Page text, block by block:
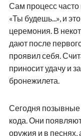
Сам процесс часто
«Ты будешь...», и
церемония. В
дают после
проявил себя.
приносит удачу и
бронежилета.
Сегодня позывные
кода. Они
оружия и в